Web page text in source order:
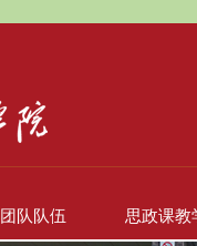
团队队伍 思政课教